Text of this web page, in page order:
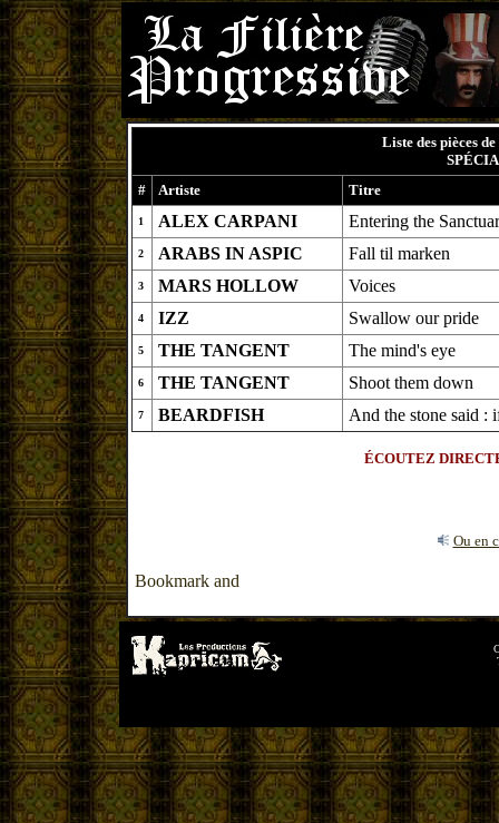
Liste des pièces
#
Artiste Titre
1 ALEX CARPANI Entering the
2 ARABS IN ASPIC Fall til marken
3 MARS HOLLOW Voices
4 IZZ Swallow our pride
5 THE TANGENT The mind's eye
6 THE TANGENT Shoot them down
7 BEARDFISH And the stone said :
ÉCOUTEZ
Ou en